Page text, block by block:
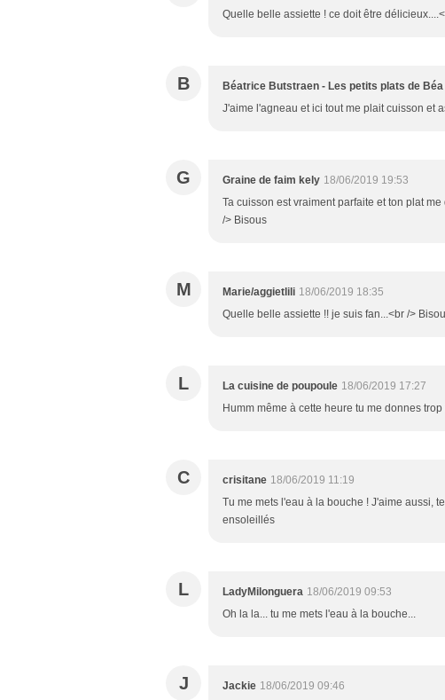
Quelle belle assiette ! ce doit être
B Béatrice Butstraen - Les petits plats de Béa
J'aime l'agneau et ici tout me plait cuisson et
G Graine de faim kely 18/06/2019 19:53
Ta cuisson est vraiment parfaite et ton plat
/> Bisous
M Marie/aggietlili 18/06/2019 18:35
Quelle belle assiette !! je suis fan...<br />
L La cuisine de poupoule 18/06/2019 17:27
Humm même à cette heure tu me donnes
C crisitane 18/06/2019 11:19
Tu me mets l'eau à la bouche ! J'aime aussi,
ensoleillés
L LadyMilonguera 18/06/2019 09:53
Oh la la... tu me mets l'eau à la bouche...
J Jackie 18/06/2019 09:46